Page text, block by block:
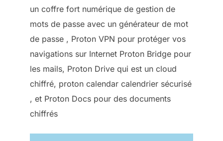
un coffre fort numérique de gestion de
mots de passe avec un générateur de mot
de passe , Proton VPN pour protéger vos
navigations sur Internet Proton Bridge pour
les mails, Proton Drive qui est un cloud
chiffré, proton calendar calendrier sécurisé
, et Proton Docs pour des documents
chiffrés